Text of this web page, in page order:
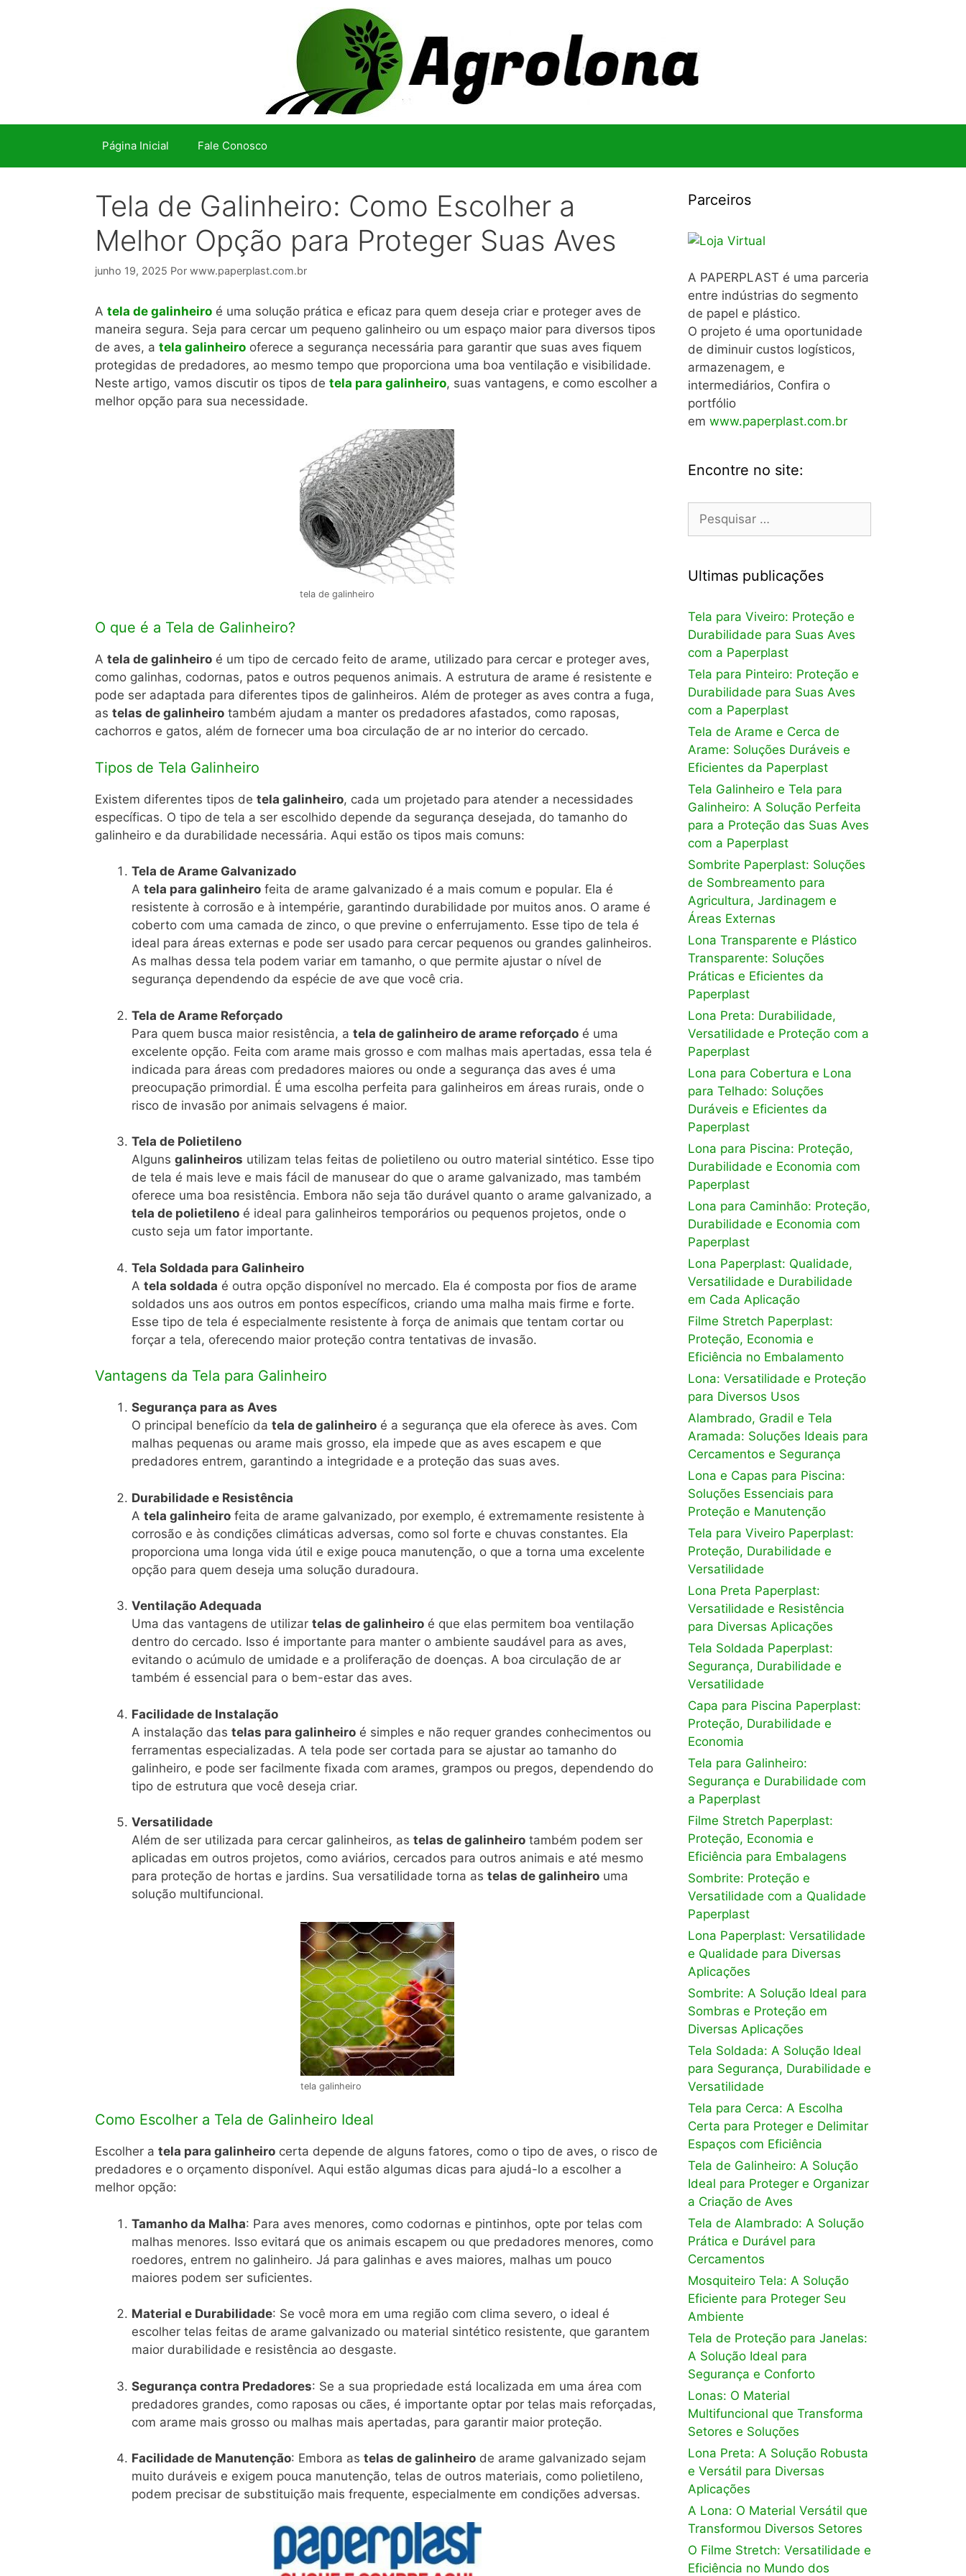
Página Inicial Fale Conosco
Tela de Galinheiro: Como Escolher a
Melhor Opção para Proteger Suas Aves
junho 19, 2025 Por www.paperplast.com.br
A tela de galinheiro é uma solução prática e eficaz para quem deseja criar e proteger aves de
maneira segura. Seja para cercar um pequeno galinheiro ou um espaço maior para diversos tipos
de aves, a tela galinheiro oferece a segurança necessária para garantir que suas aves fiquem
protegidas de predadores, ao mesmo tempo que proporciona uma boa ventilação e visibilidade.
Neste artigo, vamos discutir os tipos de tela para galinheiro, suas vantagens, e como escolher a
melhor opção para sua necessidade.
tela de galinheiro
O que é a Tela de Galinheiro?
A tela de galinheiro é um tipo de cercado feito de arame, utilizado para cercar e proteger aves,
como galinhas, codornas, patos e outros pequenos animais. A estrutura de arame é resistente e
pode ser adaptada para diferentes tipos de galinheiros. Além de proteger as aves contra a fuga,
as telas de galinheiro também ajudam a manter os predadores afastados, como raposas,
cachorros e gatos, além de fornecer uma boa circulação de ar no interior do cercado.
Tipos de Tela Galinheiro
Existem diferentes tipos de tela galinheiro, cada um projetado para atender a necessidades
específicas. O tipo de tela a ser escolhido depende da segurança desejada, do tamanho do
galinheiro e da durabilidade necessária. Aqui estão os tipos mais comuns:
Tela de Arame Galvanizado
A tela para galinheiro feita de arame galvanizado é a mais comum e popular. Ela é
resistente à corrosão e à intempérie, garantindo durabilidade por muitos anos. O arame é
coberto com uma camada de zinco, o que previne o enferrujamento. Esse tipo de tela é
ideal para áreas externas e pode ser usado para cercar pequenos ou grandes galinheiros.
As malhas dessa tela podem variar em tamanho, o que permite ajustar o nível de
segurança dependendo da espécie de ave que você cria.
Tela de Arame Reforçado
Para quem busca maior resistência, a tela de galinheiro de arame reforçado é uma
excelente opção. Feita com arame mais grosso e com malhas mais apertadas, essa tela é
indicada para áreas com predadores maiores ou onde a segurança das aves é uma
preocupação primordial. É uma escolha perfeita para galinheiros em áreas rurais, onde o
risco de invasão por animais selvagens é maior.
Tela de Polietileno
Alguns galinheiros utilizam telas feitas de polietileno ou outro material sintético. Esse tipo
de tela é mais leve e mais fácil de manusear do que o arame galvanizado, mas também
oferece uma boa resistência. Embora não seja tão durável quanto o arame galvanizado, a
tela de polietileno é ideal para galinheiros temporários ou pequenos projetos, onde o
custo seja um fator importante.
Tela Soldada para Galinheiro
A tela soldada é outra opção disponível no mercado. Ela é composta por fios de arame
soldados uns aos outros em pontos específicos, criando uma malha mais firme e forte.
Esse tipo de tela é especialmente resistente à força de animais que tentam cortar ou
forçar a tela, oferecendo maior proteção contra tentativas de invasão.
Vantagens da Tela para Galinheiro
Segurança para as Aves
O principal benefício da tela de galinheiro é a segurança que ela oferece às aves. Com
malhas pequenas ou arame mais grosso, ela impede que as aves escapem e que
predadores entrem, garantindo a integridade e a proteção das suas aves.
Durabilidade e Resistência
A tela galinheiro feita de arame galvanizado, por exemplo, é extremamente resistente à
corrosão e às condições climáticas adversas, como sol forte e chuvas constantes. Ela
proporciona uma longa vida útil e exige pouca manutenção, o que a torna uma excelente
opção para quem deseja uma solução duradoura.
Ventilação Adequada
Uma das vantagens de utilizar telas de galinheiro é que elas permitem boa ventilação
dentro do cercado. Isso é importante para manter o ambiente saudável para as aves,
evitando o acúmulo de umidade e a proliferação de doenças. A boa circulação de ar
também é essencial para o bem-estar das aves.
Facilidade de Instalação
A instalação das telas para galinheiro é simples e não requer grandes conhecimentos ou
ferramentas especializadas. A tela pode ser cortada para se ajustar ao tamanho do
galinheiro, e pode ser facilmente fixada com arames, grampos ou pregos, dependendo do
tipo de estrutura que você deseja criar.
Versatilidade
Além de ser utilizada para cercar galinheiros, as telas de galinheiro também podem ser
aplicadas em outros projetos, como aviários, cercados para outros animais e até mesmo
para proteção de hortas e jardins. Sua versatilidade torna as telas de galinheiro uma
solução multifuncional.
tela galinheiro
Como Escolher a Tela de Galinheiro Ideal
Escolher a tela para galinheiro certa depende de alguns fatores, como o tipo de aves, o risco de
predadores e o orçamento disponível. Aqui estão algumas dicas para ajudá-lo a escolher a
melhor opção:
Tamanho da Malha: Para aves menores, como codornas e pintinhos, opte por telas com
malhas menores. Isso evitará que os animais escapem ou que predadores menores, como
roedores, entrem no galinheiro. Já para galinhas e aves maiores, malhas um pouco
maiores podem ser suficientes.
Material e Durabilidade: Se você mora em uma região com clima severo, o ideal é
escolher telas feitas de arame galvanizado ou material sintético resistente, que garantem
maior durabilidade e resistência ao desgaste.
Segurança contra Predadores: Se a sua propriedade está localizada em uma área com
predadores grandes, como raposas ou cães, é importante optar por telas mais reforçadas,
com arame mais grosso ou malhas mais apertadas, para garantir maior proteção.
Facilidade de Manutenção: Embora as telas de galinheiro de arame galvanizado sejam
muito duráveis e exigem pouca manutenção, telas de outros materiais, como polietileno,
podem precisar de substituição mais frequente, especialmente em condições adversas.
Parceiros
A PAPERPLAST é uma parceria
entre indústrias do segmento
de papel e plástico.
O projeto é uma oportunidade
de diminuir custos logísticos,
armazenagem, e
intermediários, Confira o
portfólio
em www.paperplast.com.br
Encontre no site:
por:
Ultimas publicações
Tela para Viveiro: Proteção e
Durabilidade para Suas Aves
com a Paperplast
Tela para Pinteiro: Proteção e
Durabilidade para Suas Aves
com a Paperplast
Tela de Arame e Cerca de
Arame: Soluções Duráveis e
Eficientes da Paperplast
Tela Galinheiro e Tela para
Galinheiro: A Solução Perfeita
para a Proteção das Suas Aves
com a Paperplast
Sombrite Paperplast: Soluções
de Sombreamento para
Agricultura, Jardinagem e
Áreas Externas
Lona Transparente e Plástico
Transparente: Soluções
Práticas e Eficientes da
Paperplast
Lona Preta: Durabilidade,
Versatilidade e Proteção com a
Paperplast
Lona para Cobertura e Lona
para Telhado: Soluções
Duráveis e Eficientes da
Paperplast
Lona para Piscina: Proteção,
Durabilidade e Economia com
Paperplast
Lona para Caminhão: Proteção,
Durabilidade e Economia com
Paperplast
Lona Paperplast: Qualidade,
Versatilidade e Durabilidade
em Cada Aplicação
Filme Stretch Paperplast:
Proteção, Economia e
Eficiência no Embalamento
Lona: Versatilidade e Proteção
para Diversos Usos
Alambrado, Gradil e Tela
Aramada: Soluções Ideais para
Cercamentos e Segurança
Lona e Capas para Piscina:
Soluções Essenciais para
Proteção e Manutenção
Tela para Viveiro Paperplast:
Proteção, Durabilidade e
Versatilidade
Lona Preta Paperplast:
Versatilidade e Resistência
para Diversas Aplicações
Tela Soldada Paperplast:
Segurança, Durabilidade e
Versatilidade
Capa para Piscina Paperplast:
Proteção, Durabilidade e
Economia
Tela para Galinheiro:
Segurança e Durabilidade com
a Paperplast
Filme Stretch Paperplast:
Proteção, Economia e
Eficiência para Embalagens
Sombrite: Proteção e
Versatilidade com a Qualidade
Paperplast
Lona Paperplast: Versatilidade
e Qualidade para Diversas
Aplicações
Sombrite: A Solução Ideal para
Sombras e Proteção em
Diversas Aplicações
Tela Soldada: A Solução Ideal
para Segurança, Durabilidade e
Versatilidade
Tela para Cerca: A Escolha
Certa para Proteger e Delimitar
Espaços com Eficiência
Tela de Galinheiro: A Solução
Ideal para Proteger e Organizar
a Criação de Aves
Tela de Alambrado: A Solução
Prática e Durável para
Cercamentos
Mosquiteiro Tela: A Solução
Eficiente para Proteger Seu
Ambiente
Tela de Proteção para Janelas:
A Solução Ideal para
Segurança e Conforto
Lonas: O Material
Multifuncional que Transforma
Setores e Soluções
Lona Preta: A Solução Robusta
e Versátil para Diversas
Aplicações
A Lona: O Material Versátil que
Transformou Diversos Setores
O Filme Stretch: Versatilidade e
Eficiência no Mundo dos